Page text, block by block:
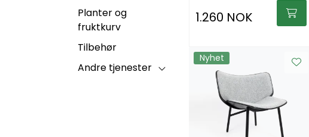
Planter og
fruktkurv
Tilbehør
Andre tjenester
1.260 NOK
Nyhet